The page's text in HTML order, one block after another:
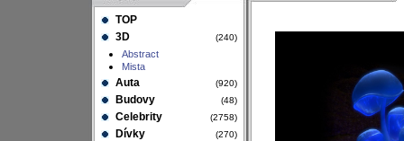
TOP
3D
(240)
Abstract
Mista
Auta (920)
Budovy (48)
Celebrity (2758)
Dívky (270)